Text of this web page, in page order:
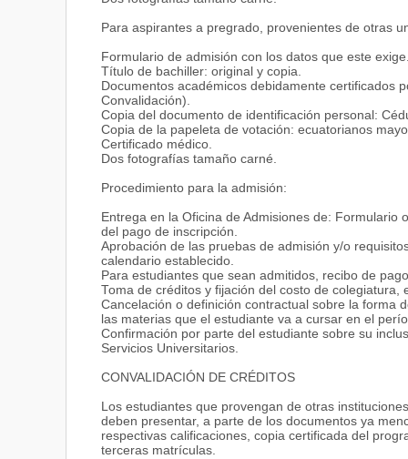
como la Cancillería, Presidencia de la República,
Macroeconomía
Geopolítica
Literatura Mundial Contemporánea
Project Design
English V
SEXTO SEMESTRE
MATERIA
Political Communication
Comunicación Intercultural
Historia del Ecuador - República
Política Latinoamericana
Enviroment
English Practice I
SÉPTIMO SEMESTRE
MATERIA
Organización de Campañas
Administración Pública
Comercio Internacional
Ecuador Contemporáneo
Ley de Seguridad Nacional
Electiva II
OCTAVO SEMESTRE
MATERIA
Marketing Político
Public Relations and Lobbying
Para aspirantes a pregrado, provenientes de otras
Formulario de admisión con los datos que este exige.
Título de bachiller: original y copia.
Documentos académicos debidamente certificados
Convalidación).
Copia del documento de identificación personal:
Copia de la papeleta de votación: ecuatorianos
Certificado médico.
Dos fotografías tamaño carné.
Procedimiento para la admisión:
Entrega en la Oficina de Admisiones de:
del pago de inscripción.
Aprobación de las pruebas de admisión y/o
calendario establecido.
Para estudiantes que sean admitidos, recibo de
Toma de créditos y fijación del costo de colegiatura,
Cancelación o definición contractual sobre la forma
las materias que el estudiante va a cursar en el
Confirmación por parte del estudiante sobre su
Servicios Universitarios.
CONVALIDACIÓN DE CRÉDITOS
Los estudiantes que provengan de otras
deben presentar, a parte de los documentos ya
respectivas calificaciones, copia certificada del
terceras matrículas.